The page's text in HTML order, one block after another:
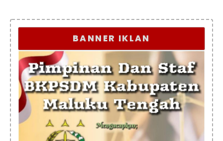
BANNER IKLAN